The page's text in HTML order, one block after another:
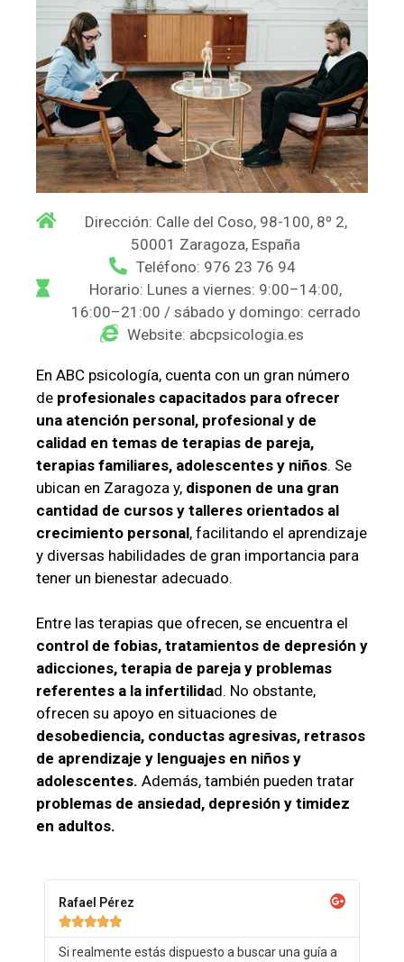
Dirección: Calle del Coso, 98-100, 8º 2,
50001 Zaragoza, España
Teléfono: 976 23 76 94
Horario: Lunes a viernes: 9:00–14:00,
16:00–21:00 / sábado y domingo: cerrado
Website: abcpsicologia.es
En ABC psicología, cuenta con un gran número
de profesionales capacitados para ofrecer
una atención personal, profesional y de
calidad en temas de terapias de pareja,
terapias familiares, adolescentes y niños. Se
ubican en Zaragoza y, disponen de una gran
cantidad de cursos y talleres orientados al
crecimiento personal, facilitando el aprendizaje
y diversas habilidades de gran importancia para
tener un bienestar adecuado.
Entre las terapias que ofrecen, se encuentra el
control de fobias, tratamientos de depresión y
adicciones, terapia de pareja y problemas
referentes a la infertilidad. No obstante,
ofrecen su apoyo en situaciones de
desobediencia, conductas agresivas, retrasos
de aprendizaje y lenguajes en niños y
adolescentes. Además, también pueden tratar
problemas de ansiedad, depresión y timidez
en adultos.
Rafael Pérez

Si realmente estás dispuesto a buscar una guía a